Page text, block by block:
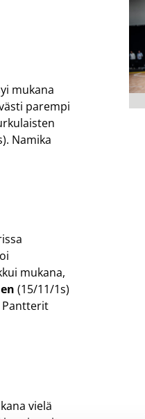
mukana
parempi
Namika
mukana,
(15/11/1s)
Pantterit
vielä